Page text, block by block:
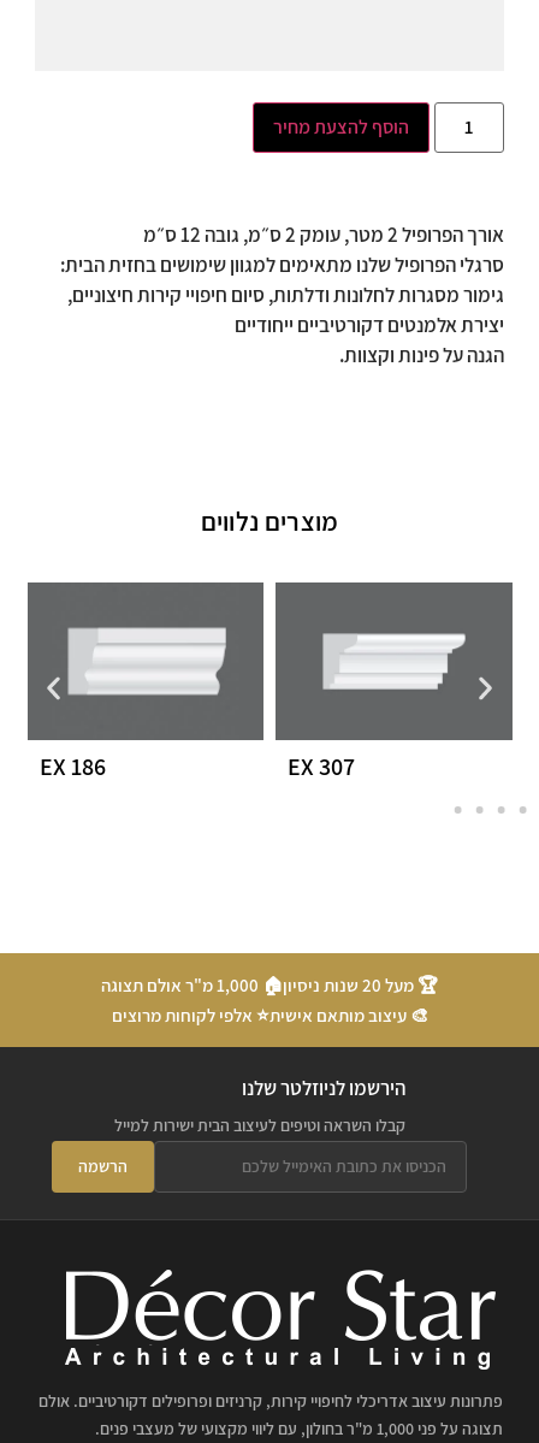
הוסף להצעת מחיר
אורך הפרופיל 2 מטר, עומק 2 ס״מ, גובה 12 ס״מ
סרגלי הפרופיל שלנו מתאימים למגוון שימושים בחזית הבית:
גימור מסגרות לחלונות ודלתות, סיום חיפויי קירות חיצוניים,
יצירת אלמנטים דקורטיביים ייחודיים
הגנה על פינות וקצוות.
מוצרים נלווים
🏆 מעל 20 שנות ניסיון
🏠 1,000 מ"ר אולם תצוגה
🎨 עיצוב מותאם אישית⭐ אלפי לקוחות מרוצים
הירשמו לניוזלטר שלנו
קבלו השראה וטיפים לעיצוב הבית ישירות למייל
הרשמה
פתרונות עיצוב אדריכלי לחיפויי קירות, קרניזים ופרופילים דקורטיביים. אולם
תצוגה על פני 1,000 מ"ר בחולון, עם ליווי מקצועי של מעצבי פנים.